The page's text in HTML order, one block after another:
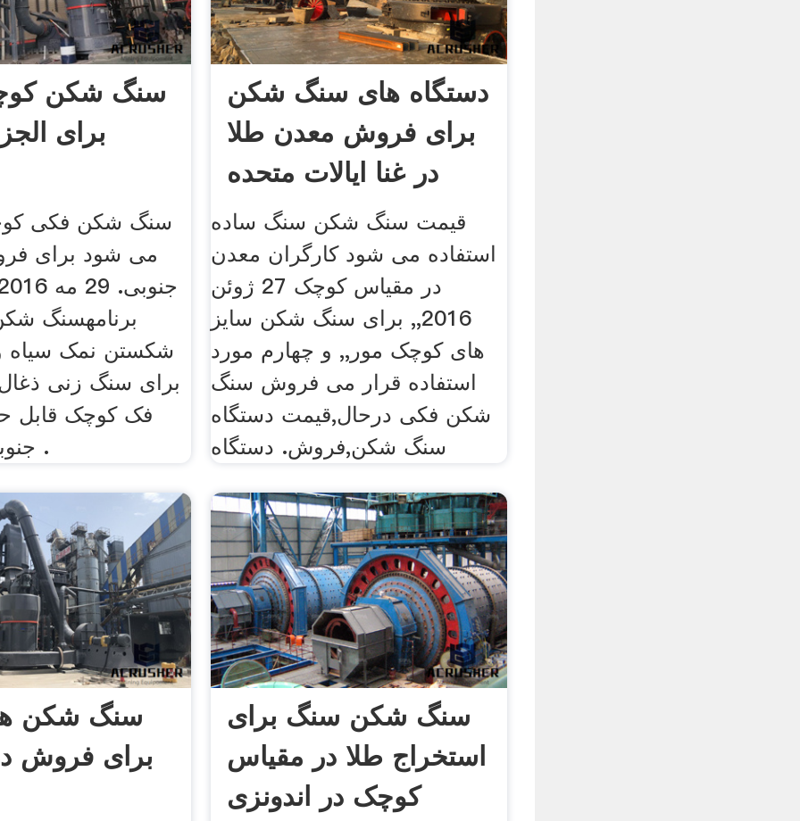
سنگ شکن
برای
سنگ شکن فکی
می شود برای
برنامهسنگ
شکستن نمک سیاه
برای سنگ زنی
فک کوچک قابل
جنوبی روز پیش .
دستگاه های سنگ شکن
برای فروش معدن طلا
در غنا ایالات متحده
قیمت سنگ شکن سنگ ساده
استفاده می شود کارگران معدن
در مقیاس کوچک 27 ژوئن
2016,, برای سنگ شکن سایز
های کوچک مور,, و چهارم مورد
استفاده قرار می فروش سنگ
شکن فکی درحال,قیمت دستگاه
سنگ شکن,فروش. دستگاه
سنگ شکن
سنگ شکن سنگ برای
استخراج طلا در مقیاس
کوچک در اندونزی